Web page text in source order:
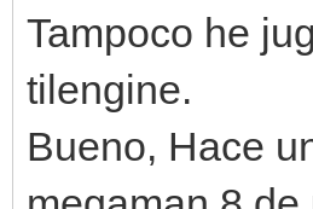
Tampoco he
tilengine.
Bueno, Hace